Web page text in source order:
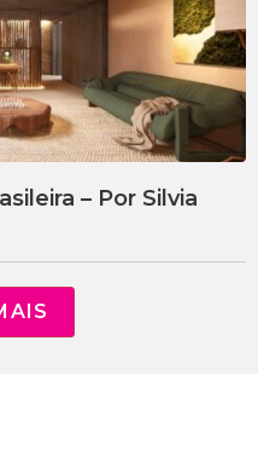
– Por Silvia